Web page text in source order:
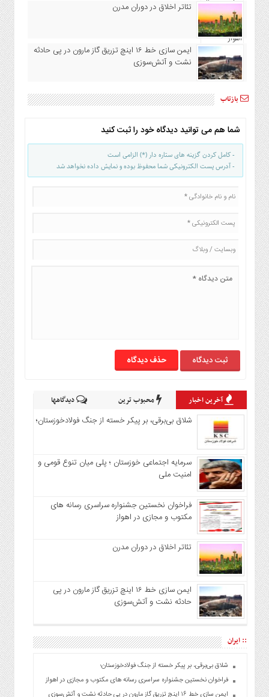
تئاتر اخلاق در دوران مدرن
ایمن سازی خط ۱۶ اینچ تزریق گاز مارون در پی حادثه
نشت و آتش‌سوزی
بازتاب
شما هم می توانید دیدگاه خود را ثبت کنید
- کامل کردن گزینه های ستاره دار (*) الزامی است
- آدرس پست الکترونیکی شما محفوظ بوده و نمایش داده نخواهد شد
حذف دیدگاه
آخرین اخبار محبوب ترین دیدگاهها
شلاق‌ بی‌برقی، بر پیکر خسته‌ از جنگ فولادخوزستان؛
سرمایه اجتماعی خوزستان ؛ پلی میان تنوع قومی و
امنیت ملی
فراخوان نخستین جشنواره سراسری رسانه های
مکتوب و مجازی در اهواز
تئاتر اخلاق در دوران مدرن
ایمن سازی خط ۱۶ اینچ تزریق گاز مارون در پی
حادثه نشت و آتش‌سوزی
:: ایران
شلاق‌ بی‌برقی، بر پیکر خسته‌ از جنگ فولادخوزستان؛
فراخوان نخستین جشنواره سراسری رسانه های مکتوب و مجازی در اهواز
ایمن سازی خط ۱۶ اینچ تزریق گاز مارون در پی حادثه نشت و آتش‌سوزی